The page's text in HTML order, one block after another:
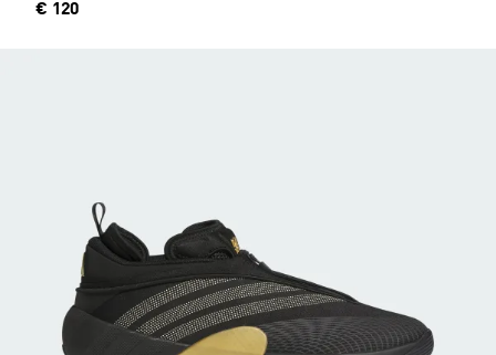
Price
€ 120